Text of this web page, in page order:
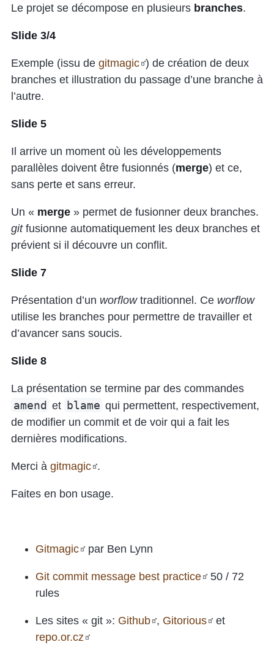
Le projet se décompose en plusieurs branches.
Slide 3/4
Exemple (issu de gitmagic ) de création de deux
branches et illustration du passage d’une branche à
l’autre.
Slide 5
Il arrive un moment où les développements
parallèles doivent être fusionnés (merge) et ce,
sans perte et sans erreur.
Un « merge » permet de fusionner deux branches.
gitfusionne automatiquement les deux branches et
prévient si il découvre un conflit.
Slide 7
Présentation d’un worflowtraditionnel. Ce worflow
utilise les branches pour permettre de travailler et
d’avancer sans soucis.
Slide 8
La présentation se termine par des commandes
amend et blame qui permettent, respectivement,
de modifier un commit et de voir qui a fait les
dernières modifications.
Merci à gitmagic .
Faites en bon usage.
Gitmagic par Ben Lynn
Git commit message best practice
50 / 72
rules
Les sites « git »: Github , Gitorious
et
repo.or.cz